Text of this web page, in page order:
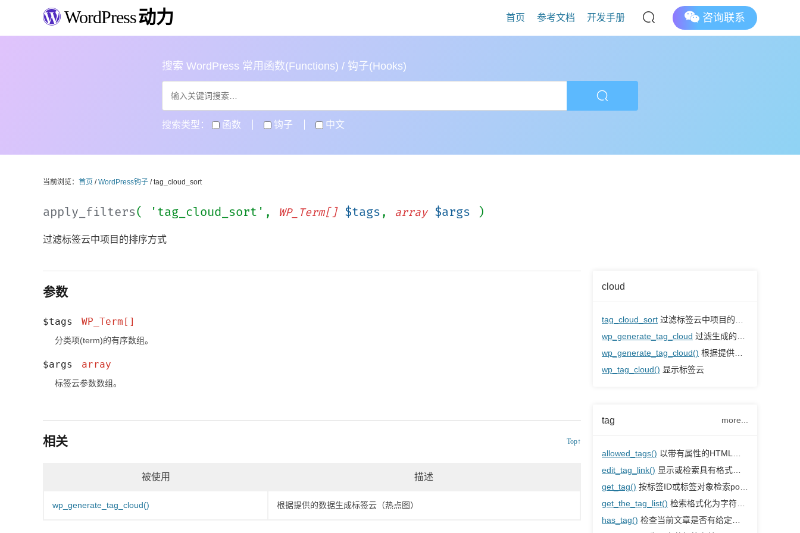
WordPress动力 首页 参考文档 开发手册 咨询联系
搜索 WordPress 常用函数(Functions) / 钩子(Hooks)
搜索类型： 函数 钩子 中文
当前浏览： 首页 /WordPress钩子 / tag_cloud_sort
apply_filters( 'tag_cloud_sort', WP_Term[] $tags , array $args )
过滤标签云中项目的排序方式
cloud
tag_cloud_sort 过滤标签云中项目的排序方式
wp_generate_tag_cloud 过滤生成的标签云输出
wp_generate_tag_cloud() 根据提供的数据生成标签云（热点图）
wp_tag_cloud() 显示标签云
tag more...
allowed_tags() 以带有属性的HTML格式显示所有允许的标签
edit_tag_link() 显示或检索具有格式的标签的编辑链接
get_tag() 按标签ID或标签对象检索post标签
get_the_tag_list() 检索格式化为字符串的文章标签
has_tag() 检查当前文章是否有给定的标签
参数
$tags WP_Term []
分类项(term)的有序数组。
$args array
标签云参数数组。
相关 Top↑
被使用 描述
wp_generate_tag_cloud() 根据提供的数据生成标签云（热点图）